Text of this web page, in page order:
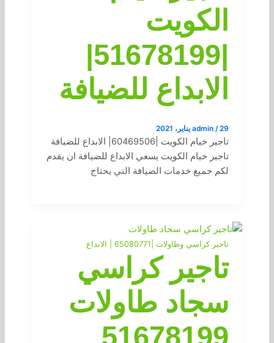
الكويت
|51678199|
الابداع للضيافة
admin /29 يناير، 2021
تاجير خيام الكويت |60469506| الابداع للضيافة
تاجير خيام الكويت يسعي الابداع للضيافة ان يقدم
لكم جميع خدمات الضيافة التي يحتاج
تاجير كراسي وطاولات |65080771 | الابداع
تاجير كراسي
سجاد طاولات
51678199